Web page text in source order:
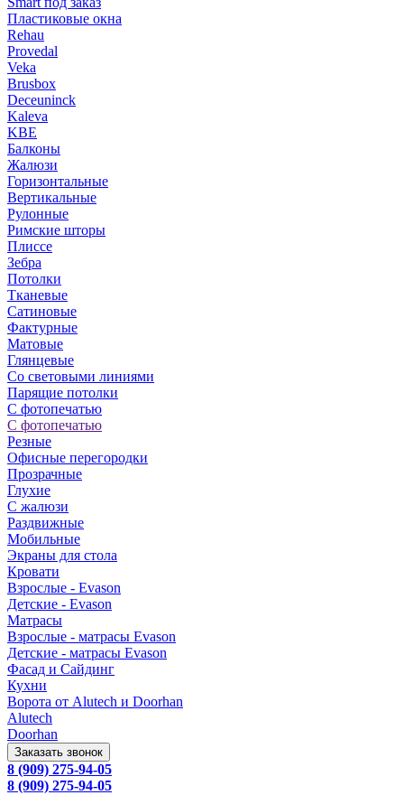
Пластиковые окна
Rehau
Provedal
Veka
Brusbox
Deceuninck
Kaleva
KBE
Балконы
Жалюзи
Горизонтальные
Вертикальные
Рулонные
Римские шторы
Плиссе
Зебра
Потолки
Тканевые
Сатиновые
Фактурные
Матовые
Глянцевые
Со световыми линиями
Парящие потолки
С фотопечатью
С фотопечатью
Резные
Офисные перегородки
Прозрачные
Глухие
С жалюзи
Раздвижные
Мобильные
Экраны для стола
Кровати
Взрослые - Evason
Детские - Evason
Матрасы
Взрослые - матрасы Evason
Детские - матрасы Evason
Фасад и Сайдинг
Кухни
Ворота от Alutech и Doorhan
Alutech
Doorhan
Заказать звонок
8 (909) 275-94-05
8 (909) 275-94-05